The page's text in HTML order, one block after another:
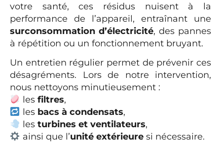
votre santé, ces résidus nuisent à la
performance de l’appareil, entraînant une
surconsommation d’électricité, des pannes
à répétition ou un fonctionnement bruyant.
Un entretien régulier permet de prévenir ces
désagréments. Lors de notre intervention,
nous nettoyons minutieusement :
les filtres,
les bacs à condensats,
les turbines et ventilateurs,
ainsi que l’unité extérieuresi nécessaire.